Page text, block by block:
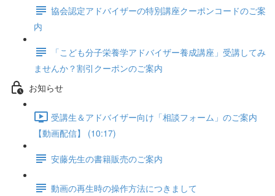
協会認定アドバイザーの特別講座クーポンコードのご案
内
「こども分子栄養学アドバイザー養成講座」受講してみ
ませんか？割引クーポンのご案内
お知らせ
受講生＆アドバイザー向け「相談フォーム」のご案内
【動画配信】 (10:17)
安藤先生の書籍販売のご案内
動画の再生時の操作方法につきまして